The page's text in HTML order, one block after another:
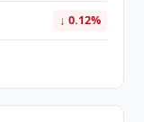
↓ 0.12%